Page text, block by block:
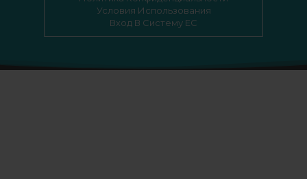
Условия Использования
Вход В Систему EC